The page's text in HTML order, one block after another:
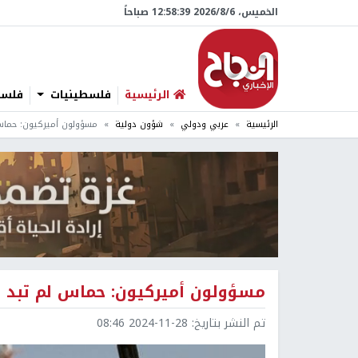
الخميس، 6/‏8/‏2026 12:58:41 صباحاً
الرئيسية فلسطينيات
الرئيسية عربي ودولي شؤون دولية مسؤولون أميركيون:
مسؤولون أميركيون: حماس لم تبد
تم النشر بتاريخ: 2024-11-28 08:46